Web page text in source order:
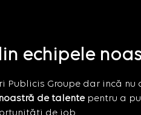
echipele
Publicis Groupe dar incă nu
de talentepentru a
de job.